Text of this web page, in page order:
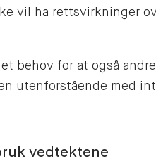
vil ha rettsvirkninger
behov for at også
utenforstående med
vedtektene